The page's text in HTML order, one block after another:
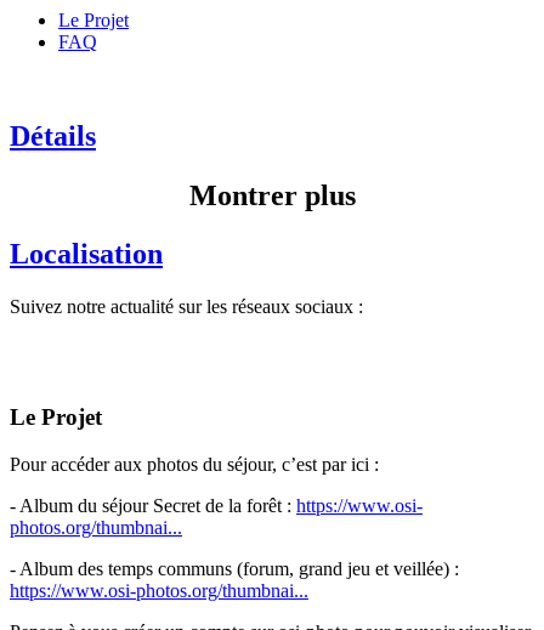
Le Projet
FAQ
Détails
Montrer plus
Localisation
Suivez notre actualité sur les réseaux sociaux :
Le Projet
Pour accéder aux photos du séjour, c’est par ici :
- Album du séjour Secret de la forêt : https://www.osi-
photos.org/thumbnai...
- Album des temps communs (forum, grand jeu et veillée) :
https://www.osi-photos.org/thumbnai...